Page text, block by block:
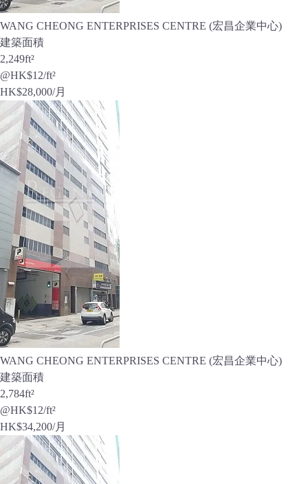
WANG CHEONG ENTERPRISES CENTRE (宏昌企業中心)
建築面積
2,249ft²
@HK$12/ft²
HK$28,000/月
WANG CHEONG ENTERPRISES CENTRE (宏昌企業中心)
建築面積
2,784ft²
@HK$12/ft²
HK$34,200/月